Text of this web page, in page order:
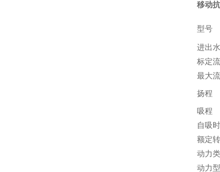
移动
型号
进出
标定
最大
扬程
吸程
自吸
额定
动力
动力